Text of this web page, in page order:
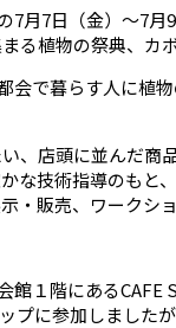
7月7日（金）〜7
植物の祭典、カ
会で暮らす人に植
、店頭に並んだ商
な技術指導のもと
・販売、ワークシ
１階にあるCAFE
プに参加しました